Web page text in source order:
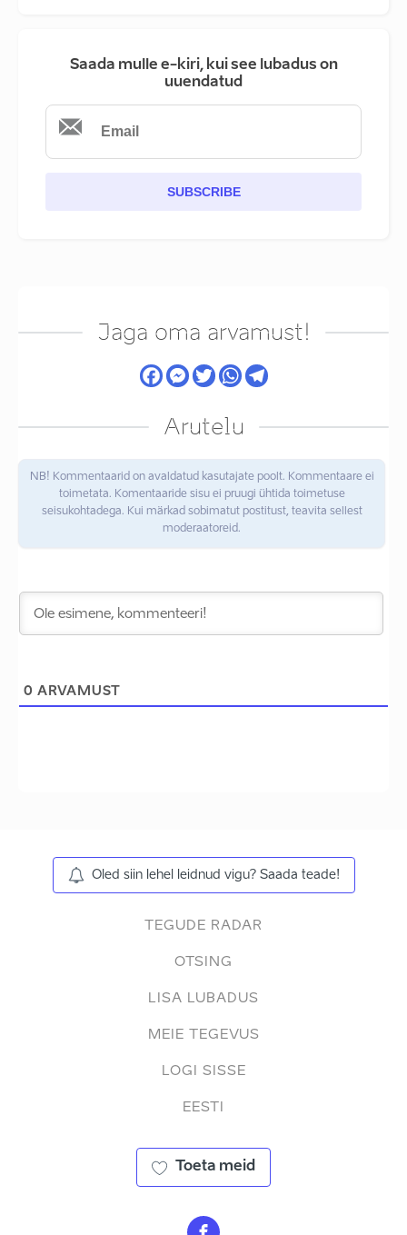
Saada mulle e-kiri, kui see lubadus on
uuendatud
SUBSCRIBE
Jaga oma arvamust!
Arutelu
NB! Kommentaarid on avaldatud kasutajate poolt. Kommentaare ei
toimetata. Komentaaride sisu ei pruugi ühtida toimetuse
seisukohtadega. Kui märkad sobimatut postitust, teavita sellest
moderaatoreid.
0 ARVAMUST
Oled siin lehel leidnud vigu? Saada teade!
TEGUDE RADAR
OTSING
LISA LUBADUS
MEIE TEGEVUS
LOGI SISSE
EESTI
Toeta meid